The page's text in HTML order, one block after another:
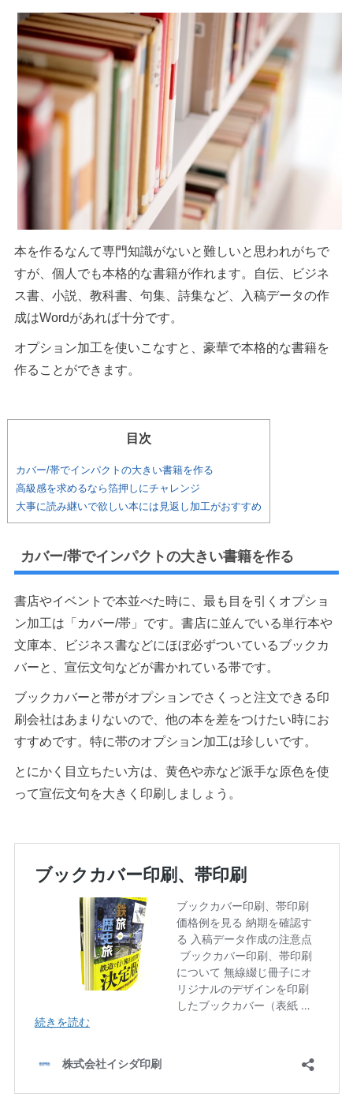
本を作るなんて専門知識がないと難しいと思われがちで
すが、個人でも本格的な書籍が作れます。自伝、ビジネ
ス書、小説、教科書、句集、詩集など、入稿データの作
成はWordがあれば十分です。
オプション加工を使いこなすと、豪華で本格的な書籍を
作ることができます。
目次
カバー/帯でインパクトの大きい書籍を作る
高級感を求めるなら箔押しにチャレンジ
大事に読み継いで欲しい本には見返し加工がおすすめ
カバー/帯でインパクトの大きい書籍を作る
書店やイベントで本並べた時に、最も目を引くオプショ
ン加工は「カバー/帯」です。書店に並んでいる単行本や
文庫本、ビジネス書などにほぼ必ずついているブックカ
バーと、宣伝文句などが書かれている帯です。
ブックカバーと帯がオプションでさくっと注文できる印
刷会社はあまりないので、他の本を差をつけたい時にお
すすめです。特に帯のオプション加工は珍しいです。
とにかく目立ちたい方は、黄色や赤など派手な原色を使
って宣伝文句を大きく印刷しましょう。